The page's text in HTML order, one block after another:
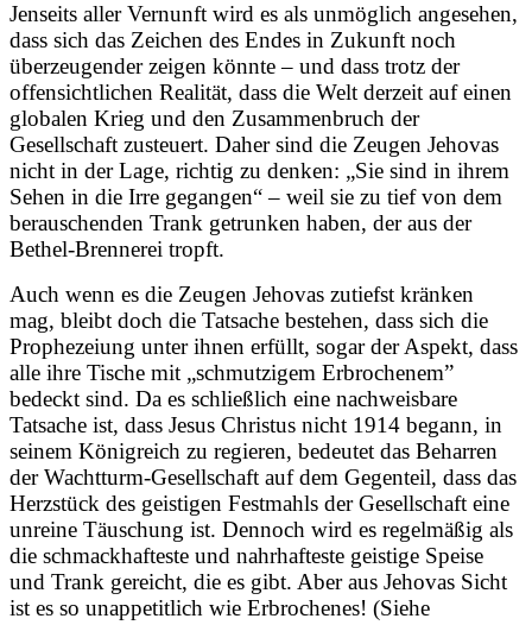
Jenseits aller Vernunft wird es als unmöglich angesehen,
dass sich das Zeichen des Endes in Zukunft noch
überzeugender zeigen könnte – und dass trotz der
offensichtlichen Realität, dass die Welt derzeit auf einen
globalen Krieg und den Zusammenbruch der
Gesellschaft zusteuert. Daher sind die Zeugen Jehovas
nicht in der Lage, richtig zu denken: „Sie sind in ihrem
Sehen in die Irre gegangen“ – weil sie zu tief von dem
berauschenden Trank getrunken haben, der aus der
Bethel-Brennerei tropft.
Auch wenn es die Zeugen Jehovas zutiefst kränken
mag, bleibt doch die Tatsache bestehen, dass sich die
Prophezeiung unter ihnen erfüllt, sogar der Aspekt, dass
alle ihre Tische mit „schmutzigem Erbrochenem”
bedeckt sind. Da es schließlich eine nachweisbare
Tatsache ist, dass Jesus Christus nicht 1914 begann, in
seinem Königreich zu regieren, bedeutet das Beharren
der Wachtturm-Gesellschaft auf dem Gegenteil, dass das
Herzstück des geistigen Festmahls der Gesellschaft eine
unreine Täuschung ist. Dennoch wird es regelmäßig als
die schmackhafteste und nahrhafteste geistige Speise
und Trank gereicht, die es gibt. Aber aus Jehovas Sicht
ist es so unappetitlich wie Erbrochenes! (Siehe